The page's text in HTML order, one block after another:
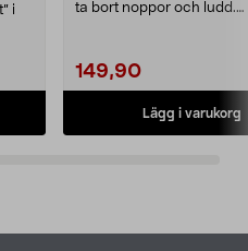
i
ta bort noppor och ludd.
149,90
Lägg i varukorg